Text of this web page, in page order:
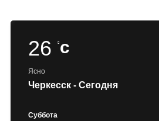
26 c
Ясно
Черкесск - Сегодня
Суббота